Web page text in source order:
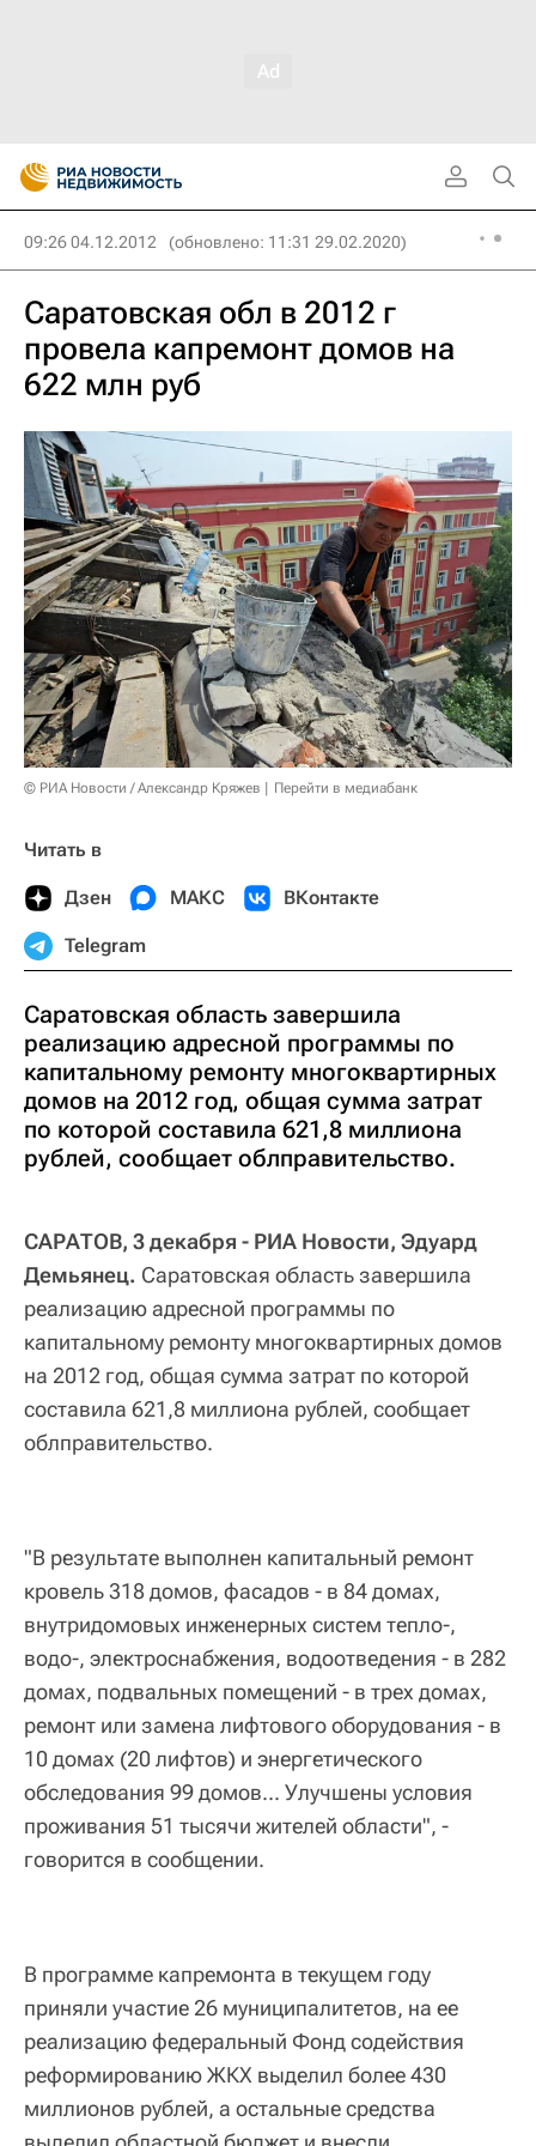
09:26 04.12.2012 (обновлено: 11:31 29.02.2020)
Саратовская обл в 2012 г
провела капремонт домов на
622 млн руб
© РИА Новости / Александр Кряжев Перейти в медиабанк
Читать в
Дзен МАКС ВКонтакте
Telegram
Саратовская область завершила
реализацию адресной программы по
капитальному ремонту многоквартирных
домов на 2012 год, общая сумма затрат
по которой составила 621,8 миллиона
рублей, сообщает облправительство.
САРАТОВ, 3 декабря - РИА Новости, Эдуард
Демьянец. Саратовская область завершила
реализацию адресной программы по
капитальному ремонту многоквартирных домов
на 2012 год, общая сумма затрат по которой
составила 621,8 миллиона рублей, сообщает
облправительство.
"В результате выполнен капитальный ремонт
кровель 318 домов, фасадов - в 84 домах,
внутридомовых инженерных систем тепло-,
водо-, электроснабжения, водоотведения - в 282
домах, подвальных помещений - в трех домах,
ремонт или замена лифтового оборудования - в
10 домах (20 лифтов) и энергетического
обследования 99 домов... Улучшены условия
проживания 51 тысячи жителей области", -
говорится в сообщении.
В программе капремонта в текущем году
приняли участие 26 муниципалитетов, на ее
реализацию федеральный Фонд содействия
реформированию ЖКХ выделил более 430
миллионов рублей, а остальные средства